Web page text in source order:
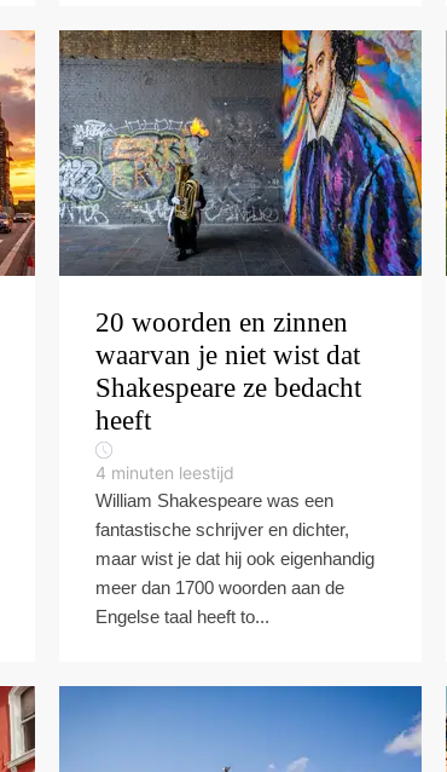
20 woorden en zinnen
waarvan je niet wist dat
Shakespeare ze bedacht
heeft
4 minuten leestijd
William Shakespeare was een
fantastische schrijver en dichter,
maar wist je dat hij ook eigenhandig
meer dan 1700 woorden aan de
Engelse taal heeft to...